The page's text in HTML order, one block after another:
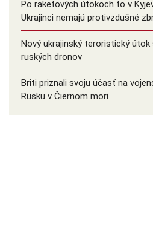
Po raketových útokoch to v
Ukrajinci nemajú protivzdušné
Nový ukrajinský teroristický útok
ruských dronov
Briti priznali svoju účasť na
Rusku v Čiernom mori